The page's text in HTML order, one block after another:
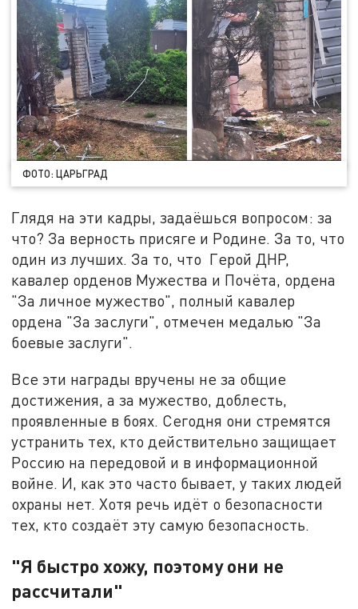
ФОТО: ЦАРЬГРАД
Глядя на эти кадры, задаёшься вопросом: за
что? За верность присяге и Родине. За то, что
один из лучших. За то, что Герой ДНР,
кавалер орденов Мужества и Почёта, ордена
"За личное мужество", полный кавалер
ордена "За заслуги", отмечен медалью "За
боевые заслуги".
Все эти награды вручены не за общие
достижения, а за мужество, доблесть,
проявленные в боях. Сегодня они стремятся
устранить тех, кто действительно защищает
Россию на передовой и в информационной
войне. И, как это часто бывает, у таких людей
охраны нет. Хотя речь идёт о безопасности
тех, кто создаёт эту самую безопасность.
"Я быстро хожу, поэтому они не
рассчитали"